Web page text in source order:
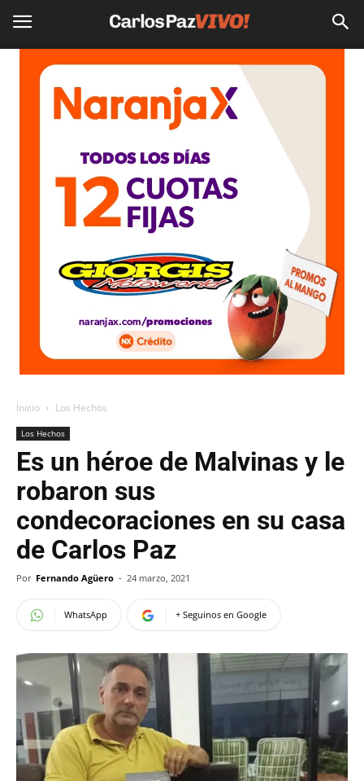
Inicio Los Hechos
Los Hechos
Es un héroe de Malvinas y le
robaron sus
condecoraciones en su casa
de Carlos Paz
Por Fernando Agüero - 24 marzo, 2021
WhatsApp + Seguinos en Google